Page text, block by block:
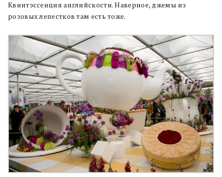
Квинтэссенция английскости. Наверное, джемы из
розовых лепестков там есть тоже.